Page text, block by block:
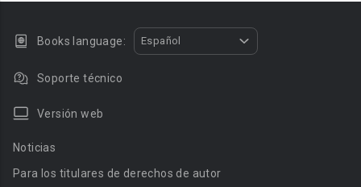
Books language: Español
Soporte técnico
Versión web
Noticias
Para los titulares de derechos de autor